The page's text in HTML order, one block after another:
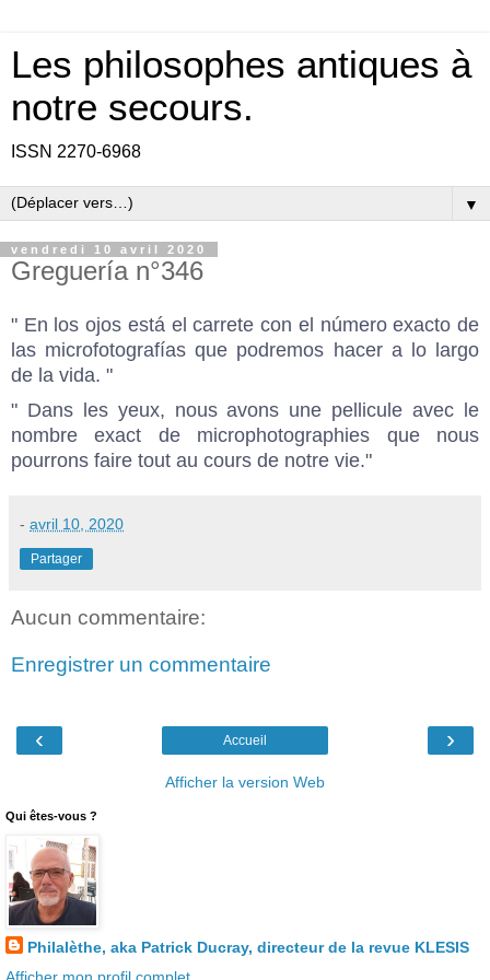
Les philosophes antiques à
notre secours.
ISSN 2270-6968
▼
vendredi 10 avril 2020
Greguería n°346
" En los ojos está el carrete con el número exacto de
las microfotografías que podremos hacer a lo largo
de la vida. "
" Dans les yeux, nous avons une pellicule avec le
nombre exact de microphotographies que nous
pourrons faire tout au cours de notre vie."
- avril 10, 2020
Partager
Aucun commentaire:
Enregistrer un commentaire
‹ ›
Accueil
Afficher la version Web
Qui êtes-vous ?
Philalèthe, aka Patrick Ducray, directeur de la revue KLESIS